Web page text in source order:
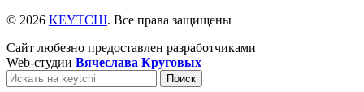
© 2026 KEYTCHI. Все права защищены
Сайт любезно предоставлен разработчиками
Web-студии Вячеслава Круговых
Поиск